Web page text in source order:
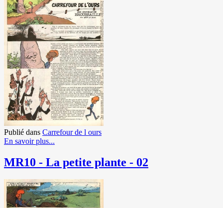
Publié dans Carrefour de l ours
En savoir plus...
MR10 - La petite plante - 02